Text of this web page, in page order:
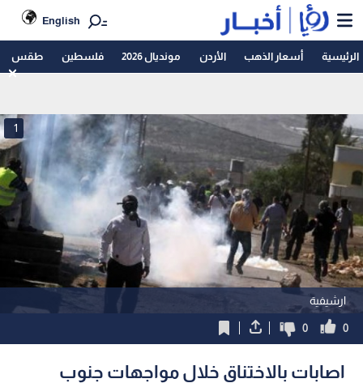
English
الرئيسية أسعار الذهب الأردن مونديال 2026 فلسطين طقس
ارشيفية
1
0
0
اصابات بالاختناق خلال مواجهات جنوب